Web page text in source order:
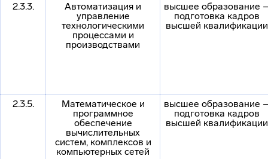
2.3.3.
Автоматизация и
управление
технологическими
процессами и
производствами
высшее образование
подготовка кадров
высшей квалификации
2.3.5.
Математическое и
программное
обеспечение
вычислительных
систем, комплексов и
компьютерных сетей
высшее образование
подготовка кадров
высшей квалификации